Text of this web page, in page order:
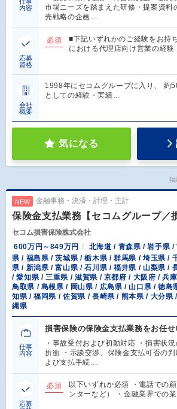
内容
市場ニーズを踏まえた研修・提案資料
売戦略の企画…
応募
資格
必須
■下記いずれかのご経験をお持
における代理店向け営業の経
会社
概要
1998年にセコムグループに入り、 約
としての経験・実績…
気になる
掲
NEW 金融事務・決済・計理・主計
保険金支払業務【セコムグループ／
セコム損害保険株式会社
600万円～849万円
北海道 / 青森県 / 岩手県
県 / 福島県 / 茨城県 / 栃木県 / 群馬県 / 埼玉県 /
県 / 新潟県 / 富山県 / 石川県 / 福井県 / 山梨県 /
/ 愛知県 / 三重県 / 滋賀県 / 京都府 / 大阪府 / 兵
鳥取県 / 島根県 / 岡山県 / 広島県 / 山口県 / 徳島
知県 / 福岡県 / 佐賀県 / 長崎県 / 熊本県 / 大分県
縄県
仕事
内容
損害保険の保険金支払業務をお任せ
・事故受付および初動対応 ・損害状
折衝 ・示談交渉、保険金支払可否の
よび支払手続…
応募
必須
以下いずれか必須 ・電話での
ンターなど） ・金融業界での